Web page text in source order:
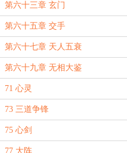
第六十三章 玄门
第六十五章 交手
第六十七章 天人五衰
第六十九章 无相大鉴
71 心灵
73 三道争锋
75 心剑
77 大阵